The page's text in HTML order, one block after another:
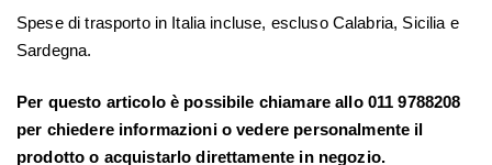
Spese di trasporto in Italia incluse, escluso Calabria, Sicilia e
Sardegna.
Per questo articolo è possibile chiamare allo 011 9788208
per chiedere informazioni o vedere personalmente il
prodotto o acquistarlo direttamente in negozio.